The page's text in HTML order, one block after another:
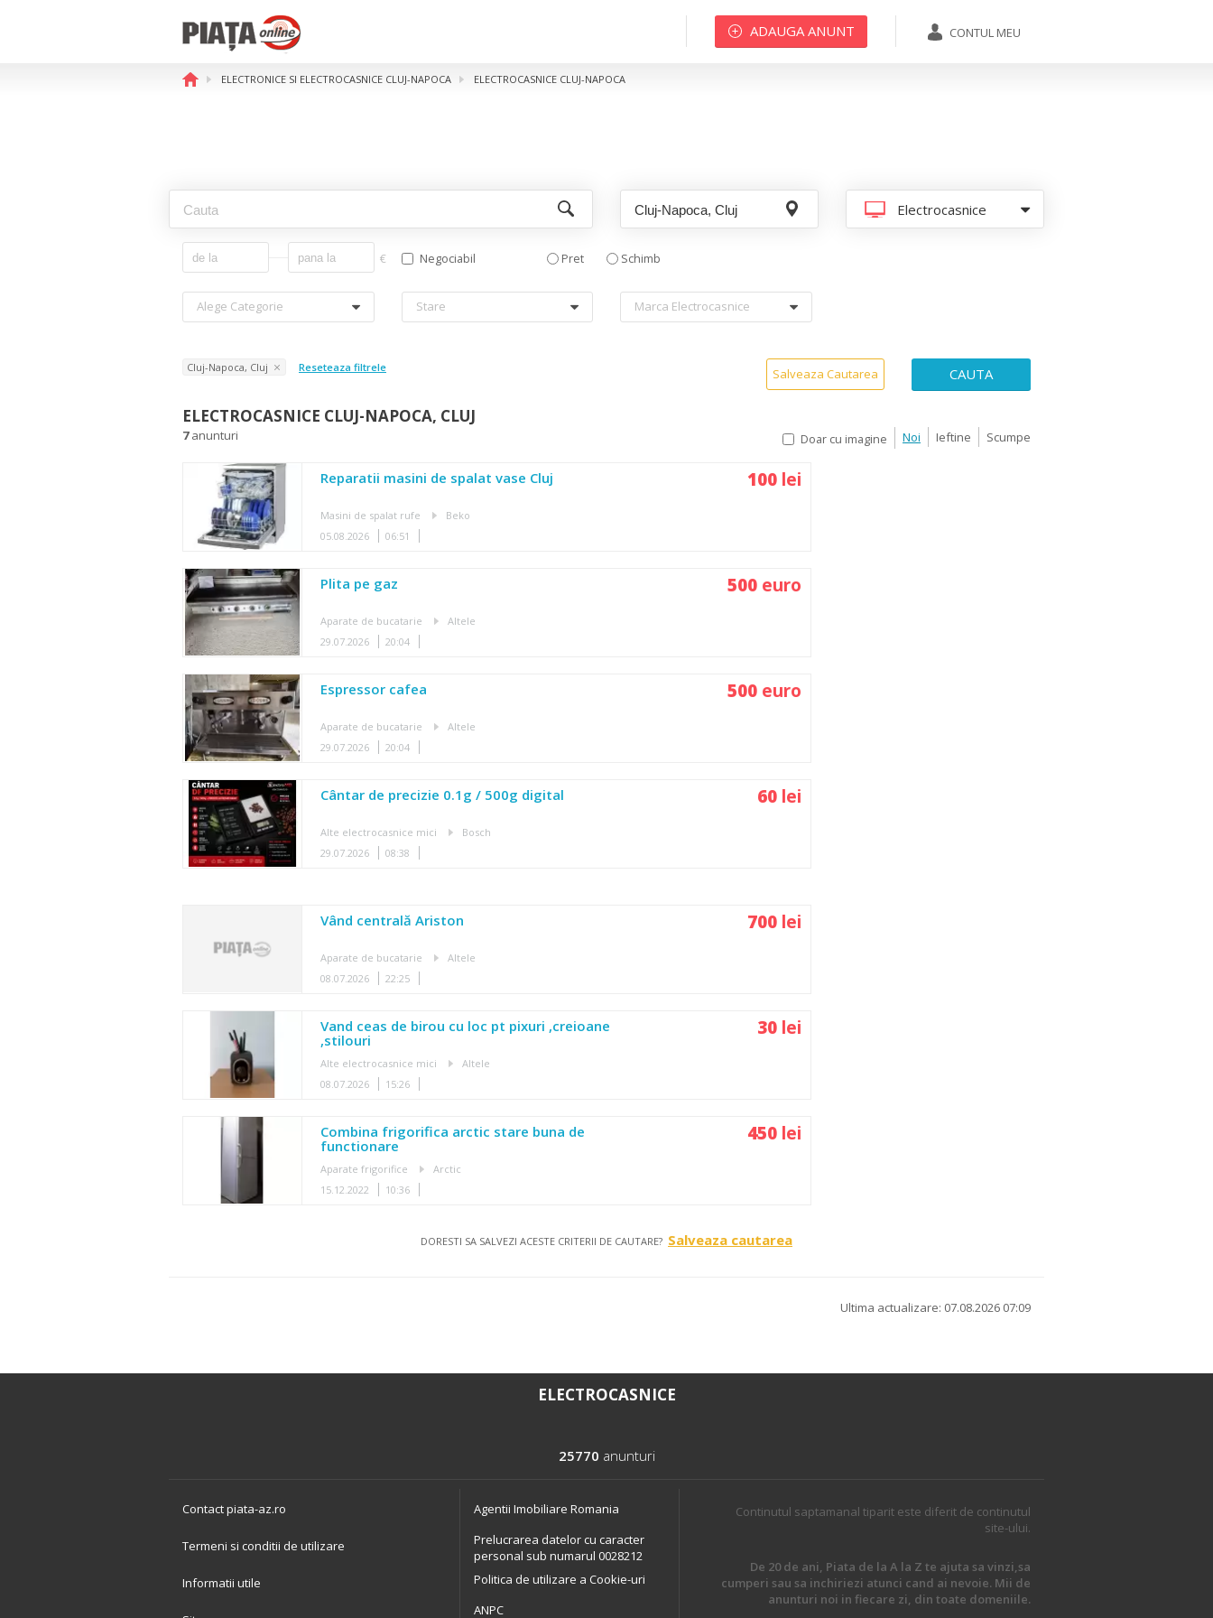
CONTUL MEU
ADAUGA ANUNT
ELECTRONICE SI ELECTROCASNICE CLUJ-NAPOCA ELECTROCASNICE CLUJ-NAPOCA
Electrocasnice
€ Negociabil Pret Schimb
Alege Categorie Stare Marca Electrocasnice
Cluj-Napoca, Cluj Reseteaza filtrele Salveaza Cautarea CAUTA
ELECTROCASNICE CLUJ-NAPOCA, CLUJ
7anunturi Doar cu imagine Noi Ieftine Scumpe
Reparatii masini de spalat vase Cluj
Masini de spalat rufe
Beko
05.08.2026
06:51
100 lei
Plita pe gaz
Aparate de bucatarie
Altele
29.07.2026
20:04
500 euro
Espressor cafea
Aparate de bucatarie
Altele
29.07.2026
20:04
500 euro
Cântar de precizie 0.1g / 500g digital
Alte electrocasnice mici
Bosch
29.07.2026
08:38
60 lei
Vând centrală Ariston
Aparate de bucatarie
Altele
08.07.2026
22:25
700 lei
Vand ceas de birou cu loc pt pixuri ,creioane
,stilouri
Alte electrocasnice mici
Altele
08.07.2026
15:26
30 lei
Combina frigorifica arctic stare buna de
functionare
Aparate frigorifice
Arctic
15.12.2022
10:36
450 lei
DORESTI SA SALVEZI ACESTE CRITERII DE CAUTARE? Salveaza cautarea
Ultima actualizare: 07.08.2026 07:09
ELECTROCASNICE
25770 anunturi
Contact piata-az.ro
Termeni si conditii de utilizare
Informatii utile
Agentii Imobiliare Romania
Prelucrarea datelor cu caracter
personal sub numarul 0028212
Politica de utilizare a Cookie-uri
ANPC
Continutul saptamanal tiparit este diferit de continutul
site-ului.
De 20 de ani, Piata de la A la Z te ajuta sa vinzi,sa
cumperi sau sa inchiriezi atunci cand ai nevoie. Mii de
anunturi noi in fiecare zi, din toate domeniile.